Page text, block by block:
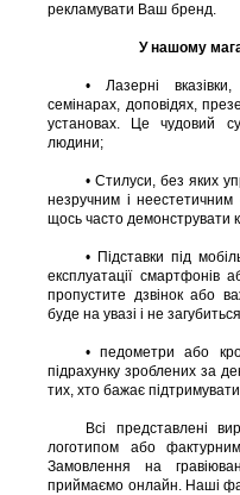
рекламувати Ваш бренд.
У нашому
• Лазерні
семінарах, доповідях,
установах. Це чудовий
людини;
• Стилуси, без яких
незручним і
щось часто демонструвати
• Підставки під
експлуатації смартфонів
пропустите дзвінок або
буде на увазі і не
• педометри або
підрахунку зроблених за
тих, хто бажає
Всі представлені
логотипом або
Замовлення на
приймаємо онлайн. Наші